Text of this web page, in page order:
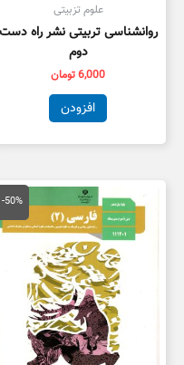
علوم تزبیتی
روانشناسی تربیتی نشر راه دست
دوم
6,000تومان
افزودن
-50%
قیمت
اصلی
100,000 تومان
بود.
فعلی